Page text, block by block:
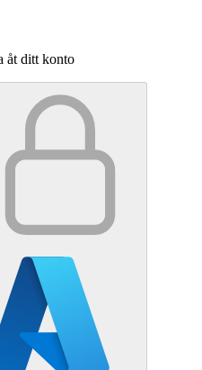
åt ditt konto